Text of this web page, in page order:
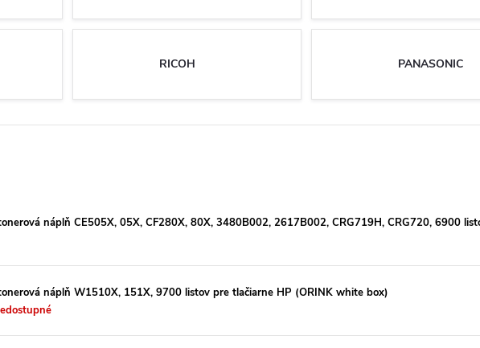
RICOH PANASONIC
náplň CE505X, 05X, CF280X, 80X, 3480B002, 2617B002, CRG719H, CRG720, 6900
náplň W1510X, 151X, 9700 listov pre tlačiarne HP (ORINK white box)